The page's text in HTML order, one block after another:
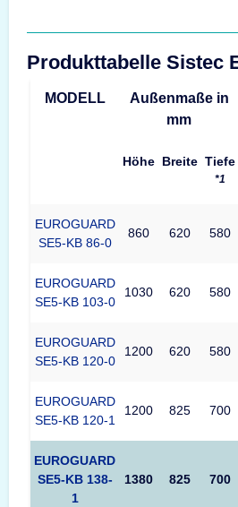
Produkttabelle Sistec
MODELL
Außenmaße in
mm
Höhe Breite Tiefe
*1
EUROGUARD
SE5-KB 86-0
860 620 580
EUROGUARD
SE5-KB 103-0
1030 620 580
EUROGUARD
SE5-KB 120-0
1200 620 580
EUROGUARD
SE5-KB 120-1
1200 825 700
EUROGUARD
SE5-KB 138-
1
1380 825 700